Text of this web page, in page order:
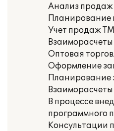
Анализ продаж
Планирование
Учет продаж
Взаиморасчеты
Оптовая
Оформление
Планирование
В процессе
программного
Консультации